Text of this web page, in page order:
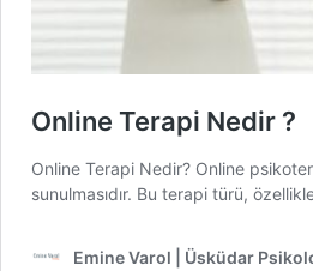
Online Terapi Nedir ?
Online Terapi Nedir? Online
sunulmasıdır. Bu terapi türü,
Emine Varol | Üsküdar